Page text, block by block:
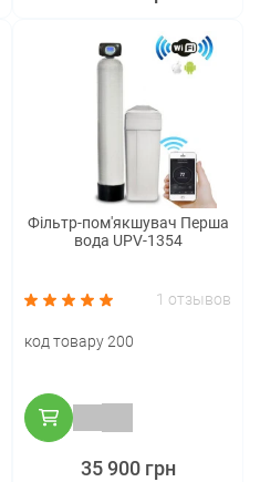
Фільтр-пом'якшувач Перша
вода UPV-1354
1 отзывов
код товару 200
35 900 грн